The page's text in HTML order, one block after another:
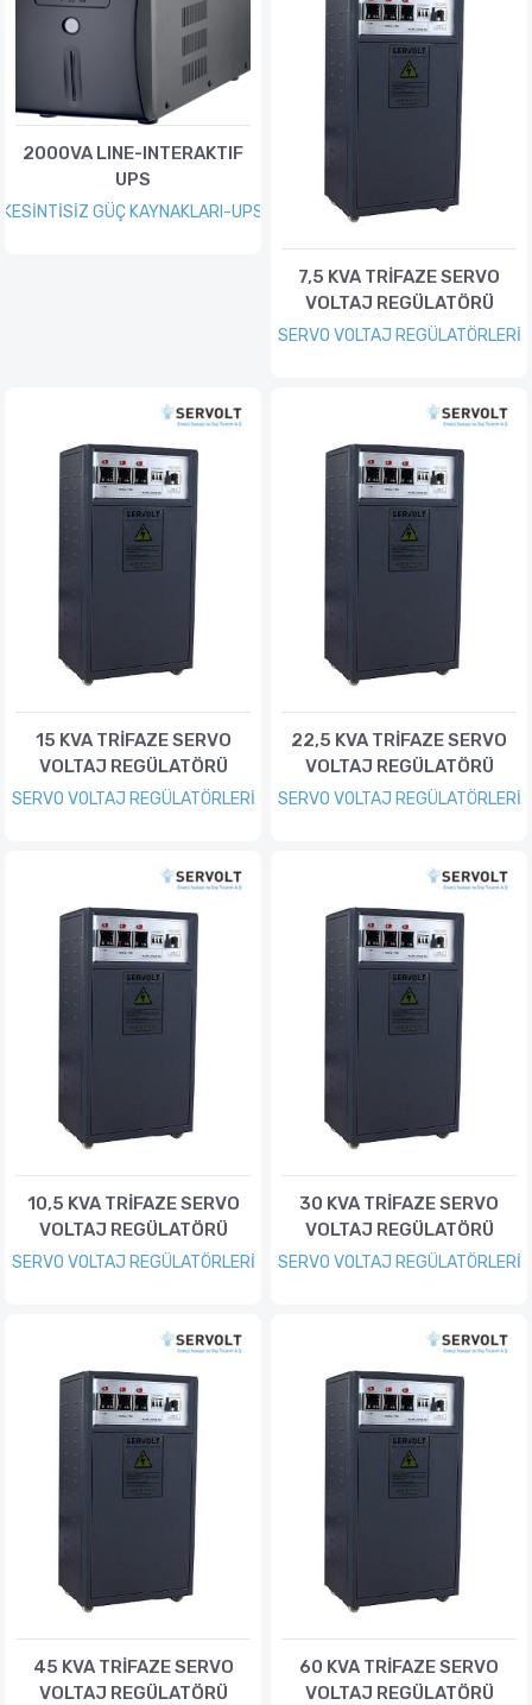
2000VA LINE-INTERAKTIF
UPS
KESİNTİSİZ GÜÇ KAYNAKLARI-UPS
7,5 KVA TRİFAZE SERVO
VOLTAJ REGÜLATÖRÜ
SERVO VOLTAJ REGÜLATÖRLERİ
15 KVA TRİFAZE SERVO
VOLTAJ REGÜLATÖRÜ
SERVO VOLTAJ REGÜLATÖRLERİ
22,5 KVA TRİFAZE SERVO
VOLTAJ REGÜLATÖRÜ
SERVO VOLTAJ REGÜLATÖRLERİ
10,5 KVA TRİFAZE SERVO
VOLTAJ REGÜLATÖRÜ
SERVO VOLTAJ REGÜLATÖRLERİ
30 KVA TRİFAZE SERVO
VOLTAJ REGÜLATÖRÜ
SERVO VOLTAJ REGÜLATÖRLERİ
45 KVA TRİFAZE SERVO
VOLTAJ REGÜLATÖRÜ
60 KVA TRİFAZE SERVO
VOLTAJ REGÜLATÖRÜ